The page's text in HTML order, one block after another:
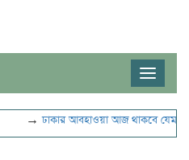
Toggle
→ঢাকার আবহাওয়া আজ থাকবে যেমন→